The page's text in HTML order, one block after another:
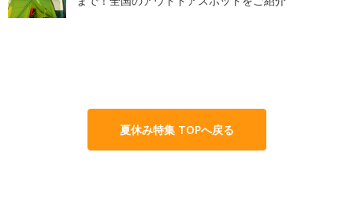
夏休み特集 TOPへ戻る